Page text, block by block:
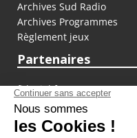
Archives Sud Radio
Archives Programmes
Règlement jeux
Partenaires
fiducial.fr
lyoncapitale.fr
olympique-et-lyonnais.com